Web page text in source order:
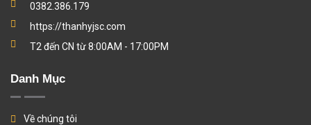
0382.386.179
https://thanhyjsc.com
T2 đến CN từ 8:00AM - 17:00PM
Danh Mục
Về chúng tôi